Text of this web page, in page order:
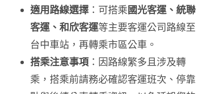
適用路線選擇 ：可搭乘 國光客運、統聯
客運、和欣客運等主要客運公司路線至
台中車站，再轉乘市區公車。
搭乘注意事項 ：因路線繁多且涉及轉
乘，搭乘前請務必確認客運班次、停靠